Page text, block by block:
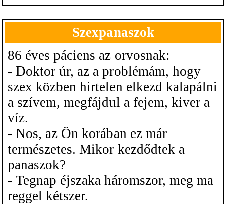
Szexpanaszok
86 éves páciens az orvosnak:
- Doktor úr, az a problémám, hogy
szex közben hirtelen elkezd kalapálni
a szívem, megfájdul a fejem, kiver a
víz.
- Nos, az Ön korában ez már
természetes. Mikor kezdődtek a
panaszok?
- Tegnap éjszaka háromszor, meg ma
reggel kétszer.